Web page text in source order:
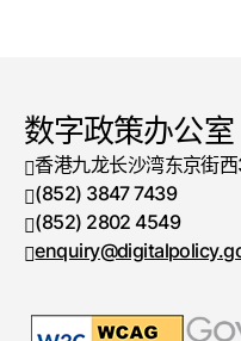
数字政策办公室
香港九龙长沙湾东京街
电话号码
(852) 3847 7439
传真号码
(852) 2802 4549